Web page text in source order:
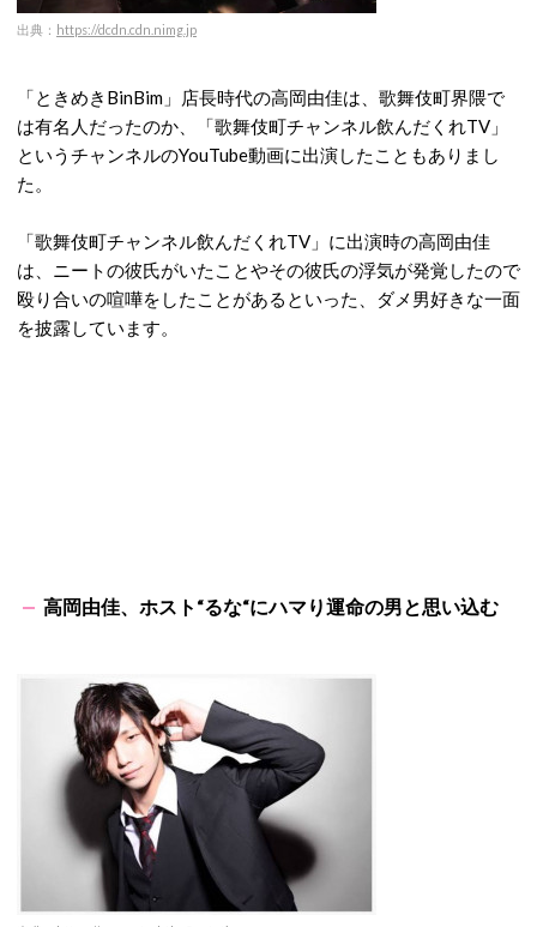
出典： https://dcdn.cdn.nimg.jp
「ときめきBinBim」店長時代の高岡由佳は、歌舞伎町界隈で
は有名人だったのか、「歌舞伎町チャンネル飲んだくれTV」
というチャンネルのYouTube動画に出演したこともありまし
た。
「歌舞伎町チャンネル飲んだくれTV」に出演時の高岡由佳
は、ニートの彼氏がいたことやその彼氏の浮気が発覚したので
殴り合いの喧嘩をしたことがあるといった、ダメ男好きな一面
を披露しています。
高岡由佳、ホスト“るな“にハマり運命の男と思い込む